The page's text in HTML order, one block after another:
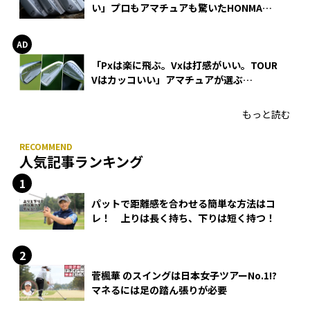
い」プロもアマチュアも驚いたHONMA
「Pxは楽に飛ぶ。Vxは打感がいい。TOUR
Vはカッコいい」アマチュアが選ぶ
もっと読む
人気記事ランキング
パットで距離感を合わせる簡単な方法はコ
レ！ 上りは長く持ち、下りは短く持つ！
菅楓華 のスイングは日本女子ツアーNo.1!?
マネるには足の踏ん張りが必要